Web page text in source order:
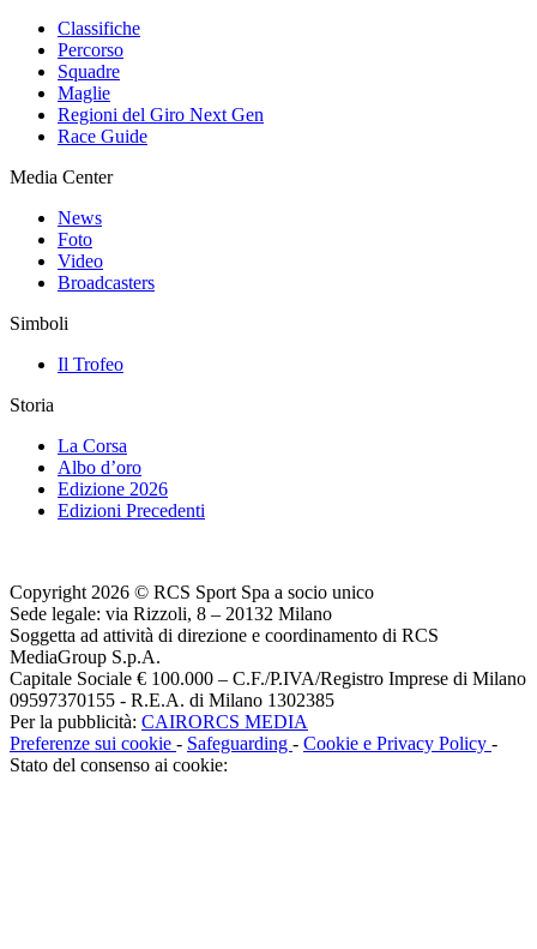
Classifiche
Percorso
Squadre
Maglie
Regioni del Giro Next Gen
Race Guide
Media Center
News
Foto
Video
Broadcasters
Simboli
Il Trofeo
Storia
La Corsa
Albo d’oro
Edizione 2026
Edizioni Precedenti
Copyright 2026 © RCS Sport Spa a socio unico
Sede legale: via Rizzoli, 8 – 20132 Milano
Soggetta ad attività di direzione e coordinamento di RCS
MediaGroup S.p.A.
Capitale Sociale € 100.000 – C.F./P.IVA/Registro Imprese di Milano
09597370155 - R.E.A. di Milano 1302385
Per la pubblicità: CAIRORCS MEDIA
Preferenze sui cookie - Safeguarding - Cookie e Privacy Policy -
Stato del consenso ai cookie: